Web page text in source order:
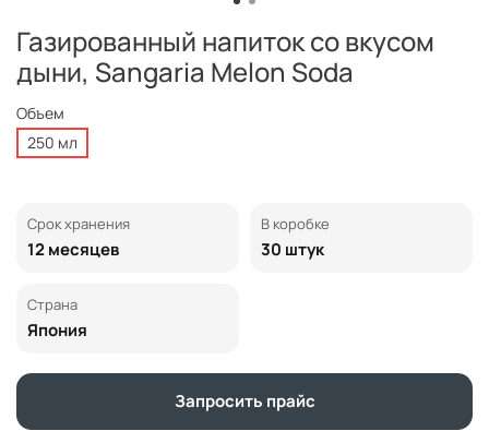
Газированный напиток со вкусом
дыни, Sangaria Melon Soda
Объем
250 мл
Срок хранения
12 месяцев
В коробке
30 штук
Страна
Япония
Запросить прайс